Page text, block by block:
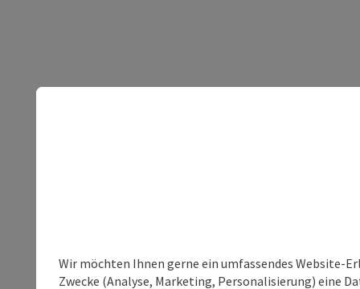
Wir möchten Ihnen gerne ein umfassendes Website-
Zwecke (Analyse, Marketing, Personalisierung) eine